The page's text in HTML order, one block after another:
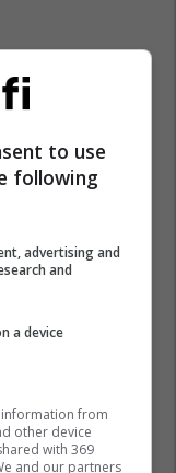
to use
following
advertising and
and
a device
from
other device
with 369
and our partners